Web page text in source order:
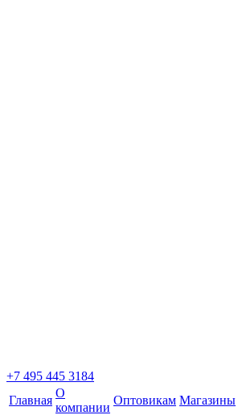
+7 495 445 3184
Главная
О
компании
Оптовикам Магазины